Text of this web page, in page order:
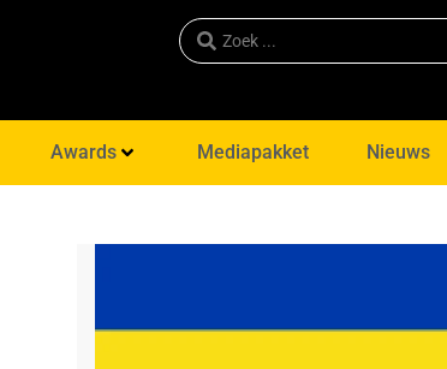
Awards Mediapakket Nieuws